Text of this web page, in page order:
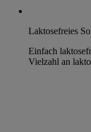
Laktosefreies
Einfach
Vielzahl an